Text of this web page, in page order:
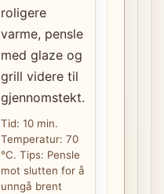
roligere
varme, pensle
med glaze og
grill videre til
gjennomstekt.
Tid: 10 min.
Temperatur: 70
°C. Tips: Pensle
mot slutten for å
unngå brent